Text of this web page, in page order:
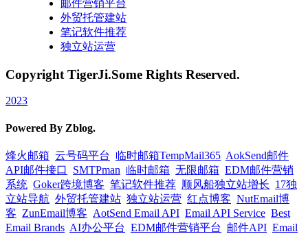
邮件营销平台
外贸托管建站
笔记软件推荐
独立站运营
Copyright TigerJi.Some Rights Reserved.
2023
Powered By Zblog.
烽火邮箱 云号码平台 临时邮箱TempMail365 AokSend邮件
API邮件接口
SMTPman 临时邮箱 无限邮箱 EDM邮件营销
系统 Goker跨境博客 笔记软件推荐 顺风船独立站增长 17独
立站导航 外贸托管建站 独立站运营 红点博客 NutEmail博
客 ZunEmail博客 AotSend Email API Email API Service Best
Email Brands AI办公平台 EDM邮件营销平台 邮件API Email